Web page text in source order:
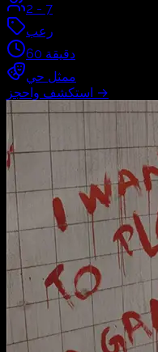
2 - 7
رعب
60 دقيقة
ممثل حي
استكشف واحجز →